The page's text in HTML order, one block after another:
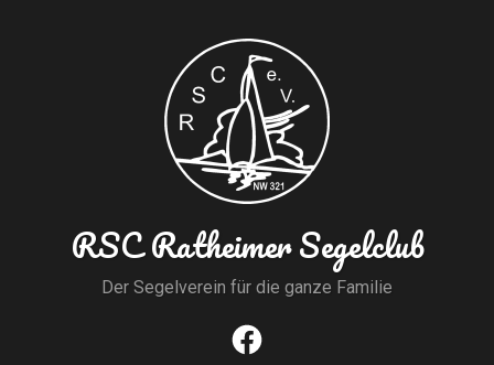
RSC Ratheimer Segelclub
Der Segelverein für die ganze Familie
Facebook